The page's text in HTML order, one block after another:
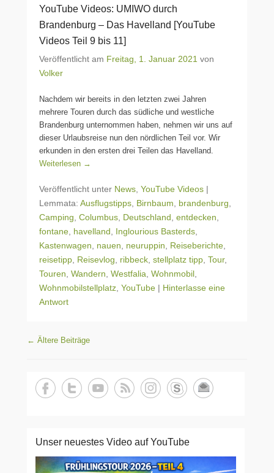
YouTube Videos: UMIWO durch
Brandenburg – Das Havelland [YouTube
Videos Teil 9 bis 11]
Veröffentlicht am Freitag, 1. Januar 2021 von
Volker
Nachdem wir bereits in den letzten zwei Jahren
mehrere Touren durch das südliche und westliche
Brandenburg unternommen haben, nehmen wir uns auf
dieser Urlaubsreise nun den nördlichen Teil vor. Wir
erkunden in den ersten drei Teilen das Havelland.
Weiterlesen →
Veröffentlicht unter News YouTube Videos |
Lemmata: Ausflugstipps Birnbaum brandenburg
Camping Columbus Deutschland entdecken
fontane havelland Inglourious Basterds
Kastenwagen
nauen neuruppin Reiseberichte
reisetipp Reisevlog ribbeck stellplatz tipp Tour,
Touren Wandern Westfalia Wohnmobil
Wohnmobilstellplatz YouTube | Hinterlasse eine
Antwort
Beitragsnavigation
← Ältere Beiträge
Unser neuestes Video auf YouTube